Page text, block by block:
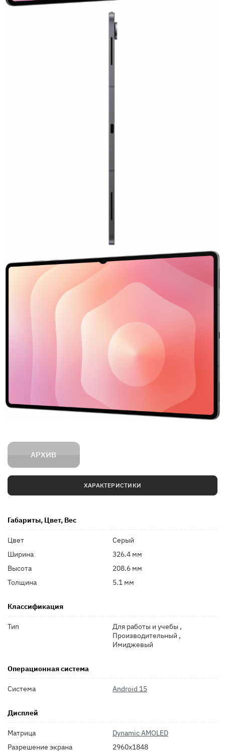
АРХИВ
ХАРАКТЕРИСТИКИ
Габариты, Цвет, Вес
Цвет
Серый
Ширина
326.4 мм
Высота
208.6 мм
Толщина
5.1 мм
Классификация
Тип
Для работы и учебы ,
Производительный ,
Имиджевый
Операционная система
Система Android 15
Дисплей
Матрица
Dynamic AMOLED
Разрешение экрана
2960x1848